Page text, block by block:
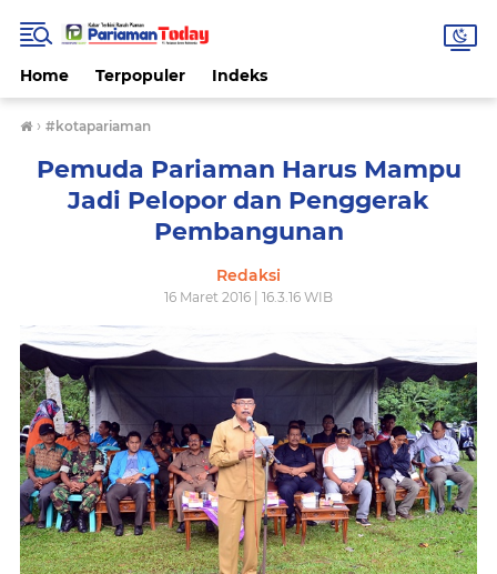
Home Terpopuler Indeks
› #kotapariaman
Pemuda Pariaman Harus Mampu
Jadi Pelopor dan Penggerak
Pembangunan
Redaksi
16 Maret 2016 | 16.3.16 WIB